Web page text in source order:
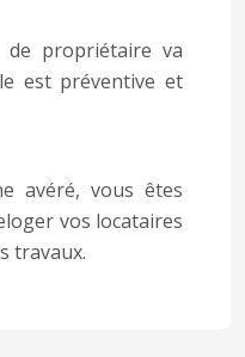
de propriétaire va
est préventive et
avéré, vous êtes
vos locataires
travaux.